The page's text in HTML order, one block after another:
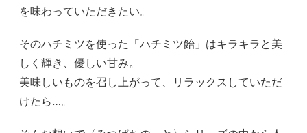
を味わっていただきたい。
そのハチミツを使った「ハチミツ飴」はキラキラと美
しく輝き、優しい甘み。
美味しいものを召し上がって、リラックスしていただ
けたら…。